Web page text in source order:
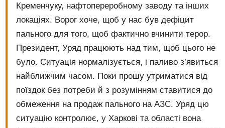
Кременчуку, нафтопереробному заводу та інших
локаціях. Ворог хоче, щоб у нас був дефіцит
пального для того, щоб фактично вчинити терор.
Президент, Уряд працюють над тим, щоб цього не
було. Ситуація нормалізується, і паливо з’явиться
найближчим часом. Поки прошу утриматися від
поїздок без потреби й з розумінням ставитися до
обмеження на продаж пального на АЗС. Уряд цю
ситуацію контролює, у Харкові та області вона